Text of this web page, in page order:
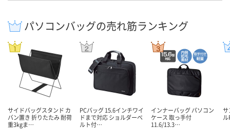
パソコンバッグの売れ筋ランキング
サイドバッグスタンド カ
バン置き 折りたたみ 耐荷
重3kgま…
PCバッグ 15.6インチワイ
ドまで対応 ショルダーベ
ルト付…
インナーバッグ パソコン
ケース 取っ手付
11.6/13.3…
サ